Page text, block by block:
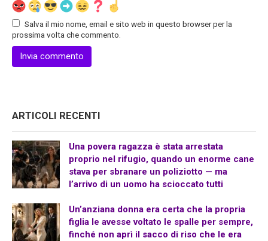
Salva il mio nome, email e sito web in questo browser per la
prossima volta che commento.
ARTICOLI RECENTI
Una povera ragazza è stata arrestata
proprio nel rifugio, quando un enorme cane
stava per sbranare un poliziotto — ma
l’arrivo di un uomo ha scioccato tutti
Un’anziana donna era certa che la propria
figlia le avesse voltato le spalle per sempre,
finché non aprì il sacco di riso che le era